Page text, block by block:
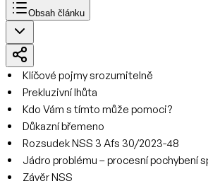
Obsah článku
Klíčové pojmy srozumitelně
Prekluzivní lhůta
Kdo Vám s tímto může pomoci?
Důkazní břemeno
Rozsudek NSS 3 Afs 30/2023-48
Jádro problému – procesní pochybení
Závěr NSS